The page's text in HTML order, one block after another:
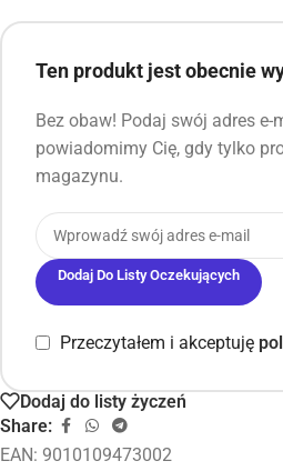
Ten produkt jest obecnie
Bez obaw! Podaj swój adres e-
powiadomimy Cię, gdy tylko
magazynu.
Dodaj Do Listy Oczekujących
Przeczytałem i akceptuję
Dodaj do listy życzeń
Share:
EAN: 9010109473002